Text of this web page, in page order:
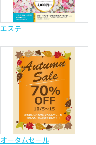
エステ
オータムセール